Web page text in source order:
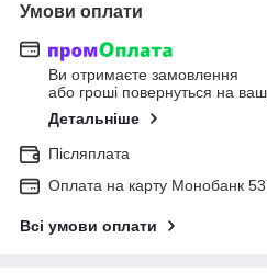
Умови оплати
Ви отримаєте замовлення
або гроші повернуться на
Детальніше
Післяплата
Оплата на карту Монобанк
Всі умови оплати